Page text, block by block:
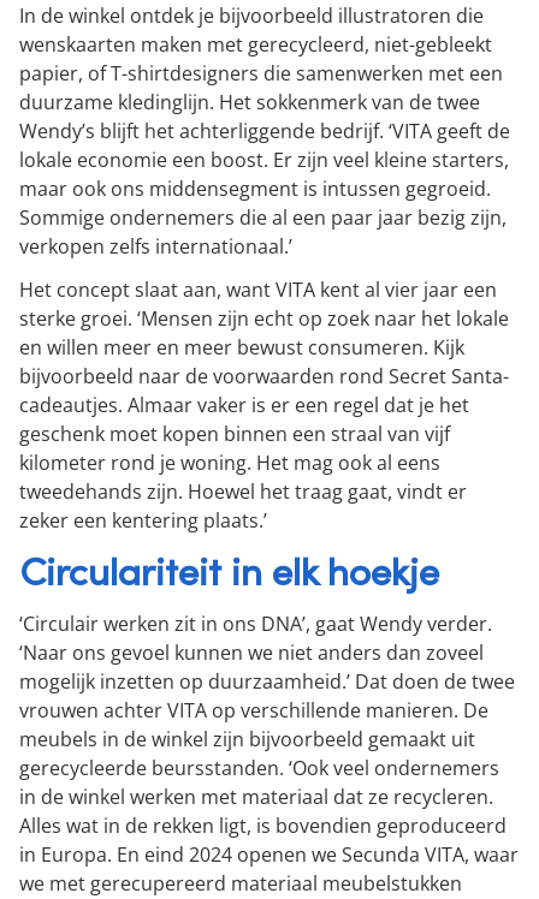
In de winkel ontdek je bijvoorbeeld illustratoren die
wenskaarten maken met gerecycleerd, niet-gebleekt
papier, of T-shirtdesigners die samenwerken met een
duurzame kledinglijn. Het sokkenmerk van de twee
Wendy’s blijft het achterliggende bedrijf. ‘VITA geeft de
lokale economie een boost. Er zijn veel kleine starters,
maar ook ons middensegment is intussen gegroeid.
Sommige ondernemers die al een paar jaar bezig zijn,
verkopen zelfs internationaal.’
Het concept slaat aan, want VITA kent al vier jaar een
sterke groei. ‘Mensen zijn echt op zoek naar het lokale
en willen meer en meer bewust consumeren. Kijk
bijvoorbeeld naar de voorwaarden rond Secret Santa-
cadeautjes. Almaar vaker is er een regel dat je het
geschenk moet kopen binnen een straal van vijf
kilometer rond je woning. Het mag ook al eens
tweedehands zijn. Hoewel het traag gaat, vindt er
zeker een kentering plaats.’
Circulariteit in elk hoekje
‘Circulair werken zit in ons DNA’, gaat Wendy verder.
‘Naar ons gevoel kunnen we niet anders dan zoveel
mogelijk inzetten op duurzaamheid.’ Dat doen de twee
vrouwen achter VITA op verschillende manieren. De
meubels in de winkel zijn bijvoorbeeld gemaakt uit
gerecycleerde beursstanden. ‘Ook veel ondernemers
in de winkel werken met materiaal dat ze recycleren.
Alles wat in de rekken ligt, is bovendien geproduceerd
in Europa. En eind 2024 openen we Secunda VITA, waar
we met gerecupereerd materiaal meubelstukken